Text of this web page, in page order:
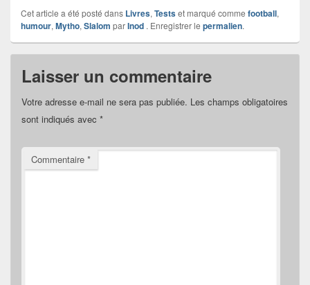
Cet article a été posté dans Livres, Testset marqué comme football,
humour, Mytho, Slalom parInod . Enregistrer le permalien.
Laisser un commentaire
Votre adresse e-mail ne sera pas publiée. Les champs obligatoires
sont indiqués avec *
Commentaire *